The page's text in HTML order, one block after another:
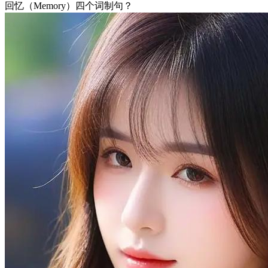
回忆（Memory）四个词制句？